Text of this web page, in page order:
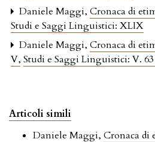
Daniele Maggi, Cronaca di
Studi e Saggi Linguistici: XLIX
Daniele Maggi, Cronaca di
V, Studi e Saggi Linguistici: V. 63
Articoli simili
Daniele Maggi, Cronaca di